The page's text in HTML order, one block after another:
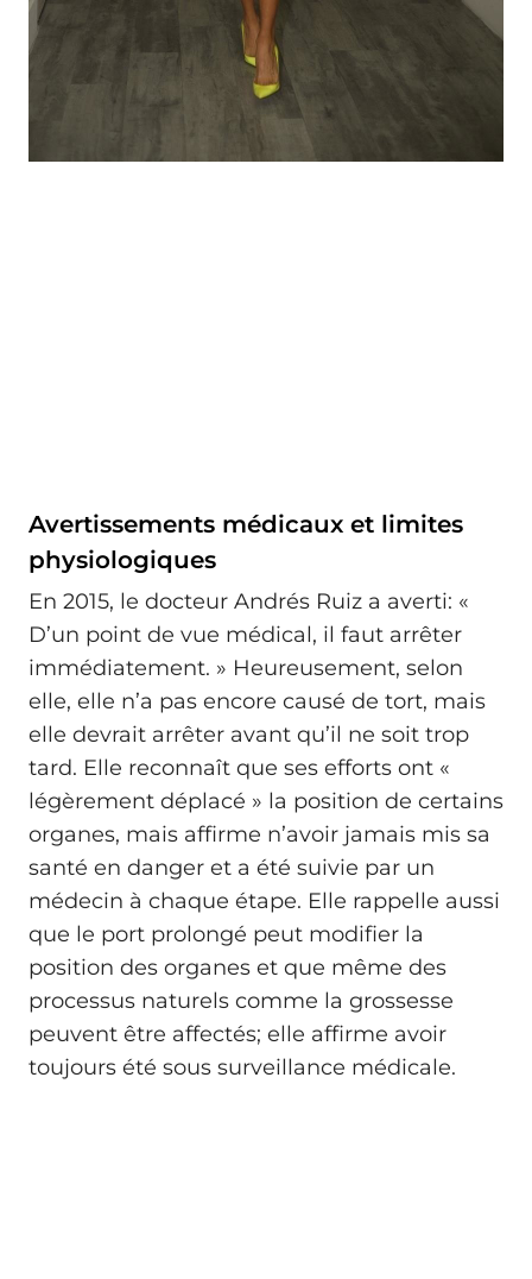
Avertissements médicaux et limites
physiologiques
En 2015, le docteur Andrés Ruiz a averti: «
D’un point de vue médical, il faut arrêter
immédiatement. » Heureusement, selon
elle, elle n’a pas encore causé de tort, mais
elle devrait arrêter avant qu’il ne soit trop
tard. Elle reconnaît que ses efforts ont «
légèrement déplacé » la position de certains
organes, mais affirme n’avoir jamais mis sa
santé en danger et a été suivie par un
médecin à chaque étape. Elle rappelle aussi
que le port prolongé peut modifier la
position des organes et que même des
processus naturels comme la grossesse
peuvent être affectés; elle affirme avoir
toujours été sous surveillance médicale.